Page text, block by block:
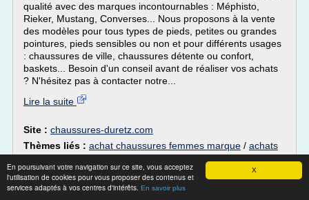
X
En poursuivant votre navigation sur ce site, vous acceptez
l'utilisation de cookies pour vous proposer des contenus et
services adaptés à vos centres d'intérêts. En savoir plus
qualité avec des marques incontournables : Méphisto,
Rieker, Mustang, Converses... Nous proposons à la vente
des modèles pour tous types de pieds, petites ou grandes
pointures, pieds sensibles ou non et pour différents usages
: chaussures de ville, chaussures détente ou confort,
baskets... Besoin d'un conseil avant de réaliser vos achats
? N'hésitez pas à contacter notre...
Lire la suite
Site : chaussures-duretz.com
Thèmes liés : achat chaussures femmes marque / achats
chaussures femmes en ligne/chaussure femme vente
ligne/site de vente en ligne de chaussures homme /
en ligne de chaussure d enfant